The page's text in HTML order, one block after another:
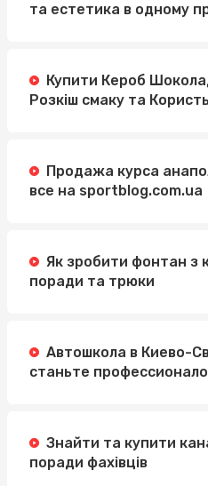
та естетика в одному
Купити Кероб
Розкіш смаку та
Продажа курса
все на sportblog.com.ua
Як зробити фонтан з
поради та трюки
Автошкола в Киево-
станьте
Знайти та купити
поради фахівців